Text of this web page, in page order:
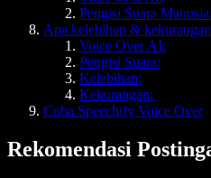
Pengisi Suara Manusia:
Apa kelebihan &
Voice Over AI:
Pengisi Suara:
Kelebihan:
Kekurangan:
Coba Speechify Voice Over
Rekomendasi